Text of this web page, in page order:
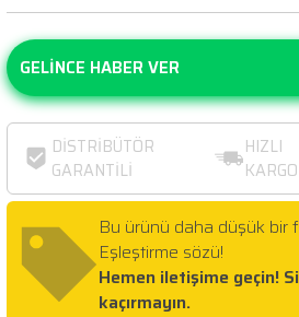
GELİNCE HABER VER
DİSTRİBÜTÖR
GARANTİLİ
HIZLI
KARGO
Bu ürünü daha düşük bir
Eşleştirme sözü!
Hemen iletişime geçin!
kaçırmayın.